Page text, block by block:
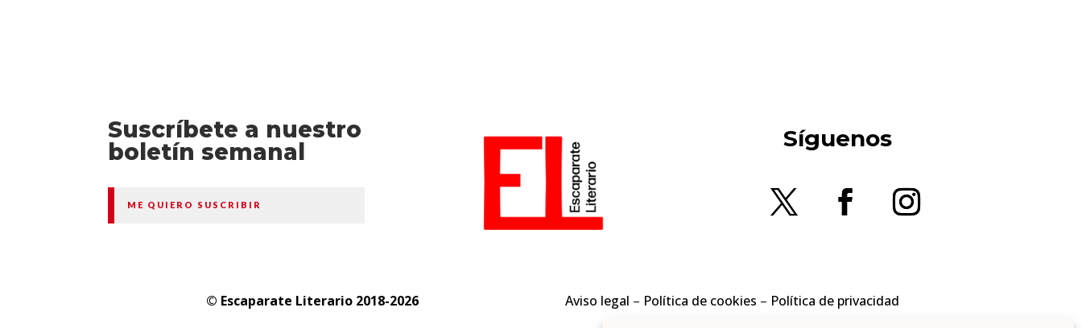
Suscríbete a nuestro
boletín semanal
ME QUIERO SUSCRIBIR
Síguenos
© Escaparate Literario 2018-2026 Aviso legal – Política de cookies – Política de privacidad